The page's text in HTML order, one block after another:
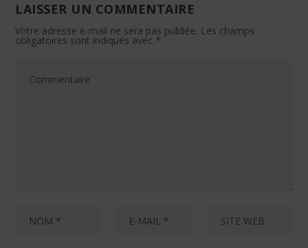
LAISSER UN COMMENTAIRE
Votre adresse e-mail ne sera pas publiée. Les champs
obligatoires sont indiqués avec *